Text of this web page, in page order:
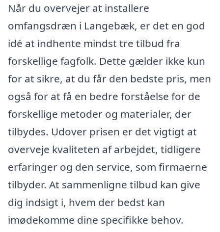
Når du overvejer at installere
omfangsdræn i Langebæk, er det en god
idé at indhente mindst tre tilbud fra
forskellige fagfolk. Dette gælder ikke kun
for at sikre, at du får den bedste pris, men
også for at få en bedre forståelse for de
forskellige metoder og materialer, der
tilbydes. Udover prisen er det vigtigt at
overveje kvaliteten af arbejdet, tidligere
erfaringer og den service, som firmaerne
tilbyder. At sammenligne tilbud kan give
dig indsigt i, hvem der bedst kan
imødekomme dine specifikke behov.